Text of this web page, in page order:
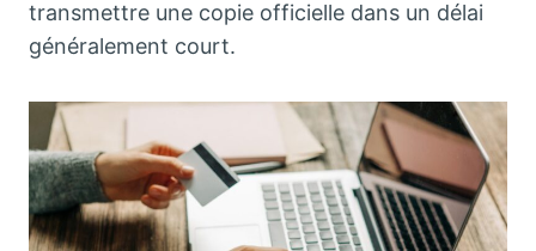
transmettre une copie officielle dans un délai
généralement court.